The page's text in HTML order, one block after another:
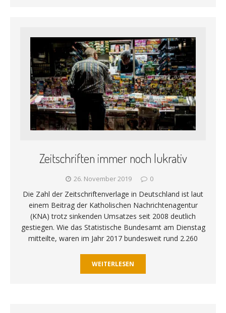
Zeitschriften immer noch lukrativ
26. November 2019 0
Die Zahl der Zeitschriftenverlage in Deutschland ist laut
einem Beitrag der Katholischen Nachrichtenagentur
(KNA) trotz sinkenden Umsatzes seit 2008 deutlich
gestiegen. Wie das Statistische Bundesamt am Dienstag
mitteilte, waren im Jahr 2017 bundesweit rund 2.260
WEITERLESEN